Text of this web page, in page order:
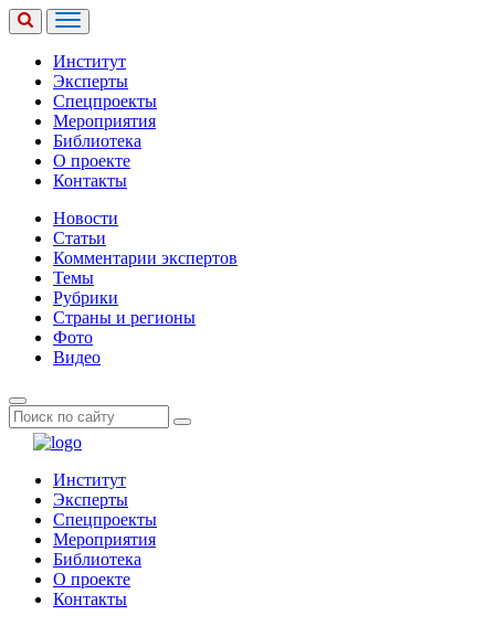
Институт
Эксперты
Спецпроекты
Мероприятия
Библиотека
О проекте
Контакты
Новости
Статьи
Комментарии экспертов
Темы
Рубрики
Страны и регионы
Фото
Видео
Институт
Эксперты
Спецпроекты
Мероприятия
Библиотека
О проекте
Контакты